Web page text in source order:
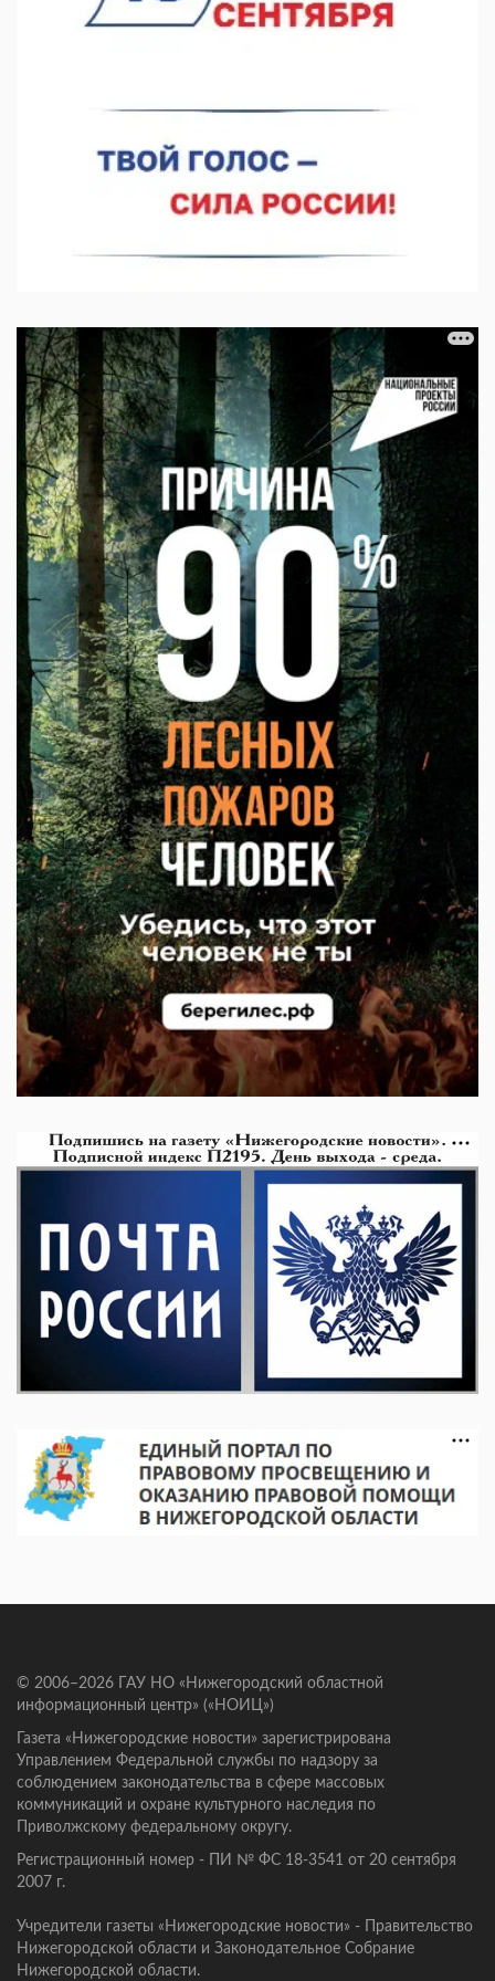
© 2006–2026 ГАУ НО «Нижегородский областной
информационный центр» («НОИЦ»)
Газета «Нижегородские новости» зарегистрирована
Управлением Федеральной службы по надзору за
соблюдением законодательства в сфере массовых
коммуникаций и охране культурного наследия по
Приволжскому федеральному округу.
Регистрационный номер - ПИ № ФС 18-3541 от 20 сентября
2007 г.
Учредители газеты «Нижегородские новости» - Правительство
Нижегородской области и Законодательное Собрание
Нижегородской области.